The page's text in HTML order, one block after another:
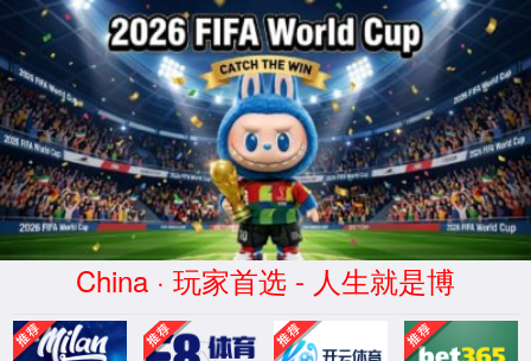
抱歉
可能是由下列问题导致的：
您没有访问当前栏目的权限。
XML 地图